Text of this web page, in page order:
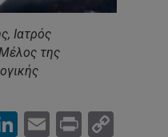
Ιατρός
της
LinkedIn
Email
Print